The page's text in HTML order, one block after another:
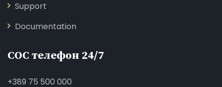
Support
Documentation
СОС телефон 24/7
+389 75 500 000